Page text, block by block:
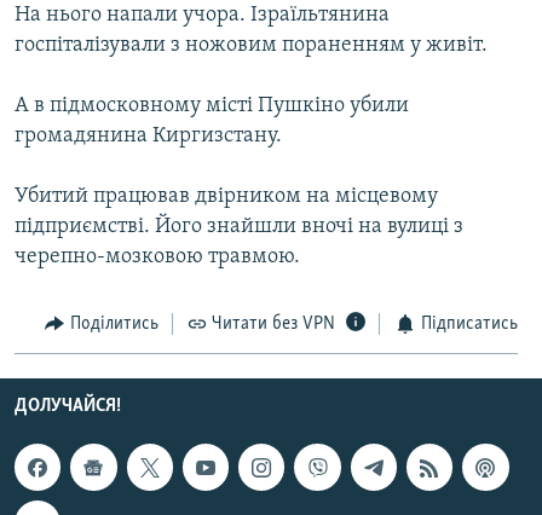
ФОТО
ПОДКАСТИ
КРИМ РЕАЛІЇ
РУС
УКР
КТАТ
ДОЛУЧАЙСЯ!
На нього напали учора. Ізраїльтянина
госпіталізували з ножовим пораненням у живіт.
А в підмосковному місті Пушкіно убили
громадянина Киргизстану.
Убитий працював двірником на місцевому
підприємстві. Його знайшли вночі на вулиці з
черепно-мозковою травмою.
Поділитись Читати без VPN Підписатись
ДОЛУЧАЙСЯ!